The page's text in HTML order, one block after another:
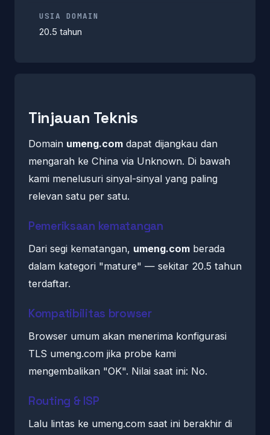
USIA DOMAIN
20.5 tahun
Tinjauan Teknis
Domain umeng.com dapat dijangkau dan
mengarah ke China via Unknown. Di bawah
kami menelusuri sinyal-sinyal yang paling
relevan satu per satu.
Pemeriksaan kematangan
Dari segi kematangan, umeng.com berada
dalam kategori "mature" — sekitar 20.5 tahun
terdaftar.
Kompatibilitas browser
Browser umum akan menerima konfigurasi
TLS umeng.com jika probe kami
mengembalikan "OK". Nilai saat ini: No.
Routing & ISP
Lalu lintas ke umeng.com saat ini berakhir di